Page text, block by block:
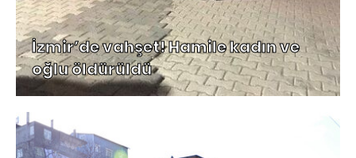
İzmir’de vahşet! Hamile kadın ve
oğlu öldürüldü